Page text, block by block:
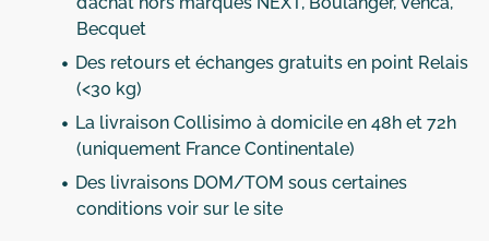
Becquet
Des retours et échanges gratuits en point Relais
(<30 kg)
La livraison Collisimo à domicile en 48h et 72h
(uniquement France Continentale)
Des livraisons DOM/TOM sous certaines
conditions voir sur le site